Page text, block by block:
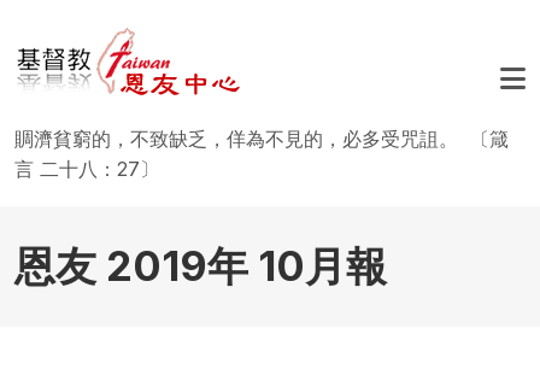
賙濟貧窮的，不致缺乏，佯為不見的，必多受咒詛。 〔箴
言 二十八：27〕
恩友 2019年 10月報